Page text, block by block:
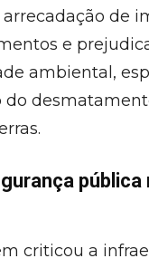
de
e
ambiental,
do
pública
criticou a